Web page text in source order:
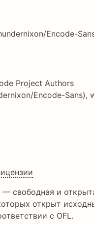
Encode-
Project Authors
Encode-Sans),
— свободная и
открыт
с OFL.